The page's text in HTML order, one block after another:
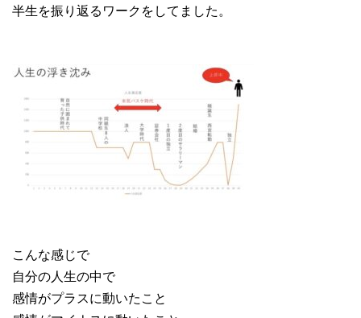
半生を振り返るワークをしてました。
こんな感じで
自分の人生の中で
感情がプラスに動いたこと